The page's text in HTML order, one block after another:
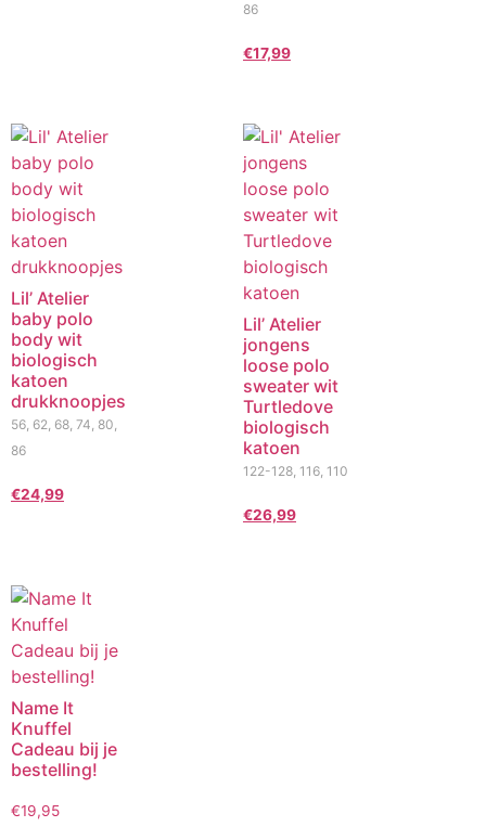
86
€17,99
Lil’ Atelier
baby polo
body wit
biologisch
katoen
drukknoopjes
56, 62, 68, 74, 80,
86
€24,99
Lil’ Atelier
jongens
loose polo
sweater wit
Turtledove
biologisch
katoen
122-128, 116, 110
€26,99
Name It
Knuffel
Cadeau bij je
bestelling!
€19,95